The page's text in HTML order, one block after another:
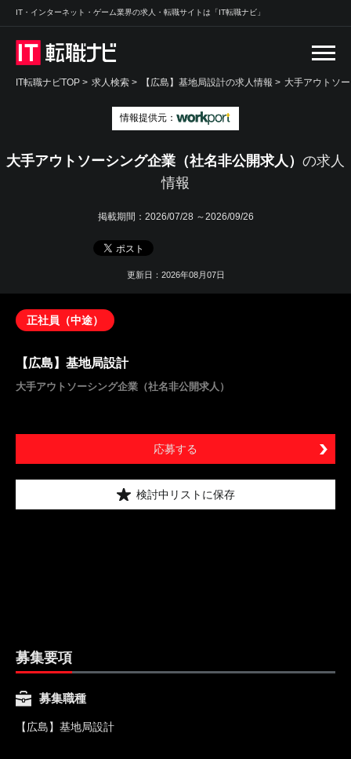
IT・インターネット・ゲーム業界の求人・転職サイトは「IT転職ナビ」
IT転職ナビTOP > 求人検索 > 【広島】基地局設計の求人情報 > 大手アウトソ
情報提供元：
大手アウトソーシング企業（社名非公開求人） の求人
情報
掲載期間： 2026/07/28 ～2026/09/26
更新日：2026年08月07日
正社員（中途）
【広島】基地局設計
大手アウトソーシング企業（社名非公開求人）
応募する
検討中リストに保存
募集要項
募集職種
【広島】基地局設計